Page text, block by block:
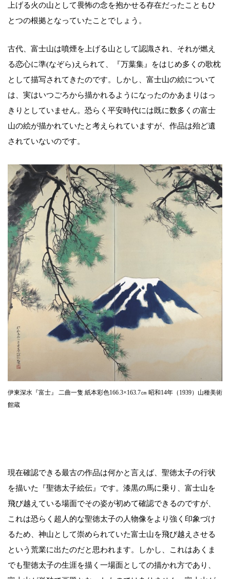
上げる火の山として畏怖の念を抱かせる存在だったこともひ
とつの根拠となっていたことでしょう。
古代、富士山は噴煙を上げる山として認識され、それが燃え
る恋心に準(なぞら)えられて、『万葉集』をはじめ多くの歌枕
として描写されてきたのです。しかし、富士山の絵について
は、実はいつごろから描かれるようになったのかあまりはっ
きりとしていません。恐らく平安時代には既に数多くの富士
山の絵が描かれていたと考えられていますが、作品は殆ど遺
されていないのです。
伊東深水『富士』 二曲一隻 紙本彩色166.3×163.7㎝ 昭和14年（1939）山種美術
館蔵
現在確認できる最古の作品は何かと言えば、聖徳太子の行状
を描いた『聖徳太子絵伝』です。漆黒の馬に乗り、富士山を
飛び越えている場面でその姿が初めて確認できるのですが、
これは恐らく超人的な聖徳太子の人物像をより強く印象づけ
るため、神山として崇められていた富士山を飛び越えさせる
という荒業に出たのだと思われます。しかし、これはあくま
でも聖徳太子の生涯を描く一場面としての描かれ方であり、